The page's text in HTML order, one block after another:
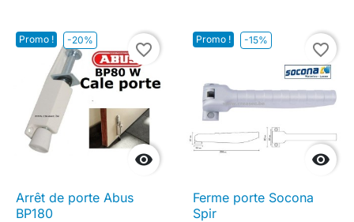
Promo ! -20%

favorite_border
Arrêt de porte Abus
BP180
Promo ! -15%

favorite_border
Ferme porte Socona
Spir